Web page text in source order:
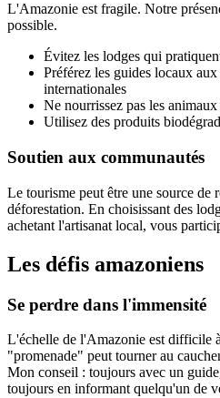
L'Amazonie est fragile. Notre
possible.
Évitez les lodges qui
Préférez les guides locaux aux
internationales
Ne nourrissez pas les animaux
Utilisez des produits
Soutien aux communautés
Le tourisme peut être une source de
déforestation. En choisissant des
achetant l'artisanat local, vous
Les défis amazoniens
Se perdre dans l'immensité
L'échelle de l'Amazonie est difficile
"promenade" peut tourner au
Mon conseil : toujours avec un
toujours en informant quelqu'un de